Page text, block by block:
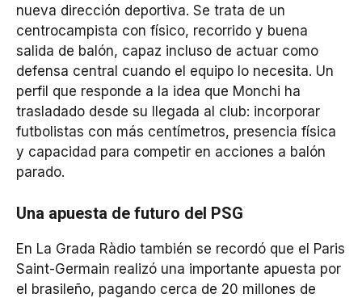
nueva dirección deportiva. Se trata de un
centrocampista con físico, recorrido y buena
salida de balón, capaz incluso de actuar como
defensa central cuando el equipo lo necesita. Un
perfil que responde a la idea que Monchi ha
trasladado desde su llegada al club: incorporar
futbolistas con más centímetros, presencia física
y capacidad para competir en acciones a balón
parado.
Una apuesta de futuro del PSG
En La Grada Ràdio también se recordó que el Paris
Saint-Germain realizó una importante apuesta por
el brasileño, pagando cerca de 20 millones de